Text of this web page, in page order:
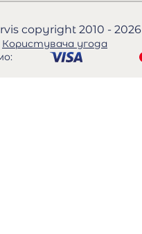
copyright 2010 - 2026
Користувача угода